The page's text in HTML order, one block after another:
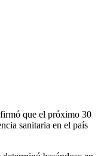
que el próximo 30
sanitaria en el país